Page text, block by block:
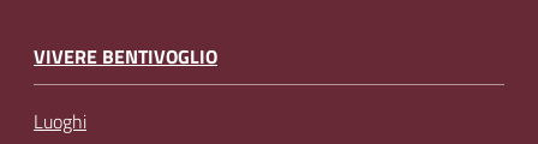
VIVERE BENTIVOGLIO
Luoghi